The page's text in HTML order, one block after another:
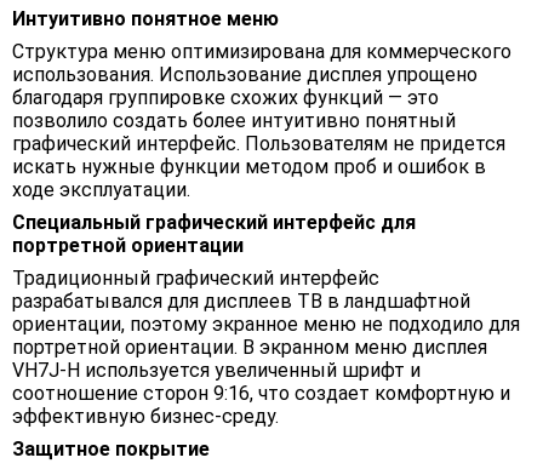
Интуитивно понятное меню
Структура меню оптимизирована для коммерческого
использования. Использование дисплея упрощено
благодаря группировке схожих функций — это
позволило создать более интуитивно понятный
графический интерфейс. Пользователям не придется
искать нужные функции методом проб и ошибок в
ходе эксплуатации.
Специальный графический интерфейс для
портретной ориентации
Традиционный графический интерфейс
разрабатывался для дисплеев ТВ в ландшафтной
ориентации, поэтому экранное меню не подходило для
портретной ориентации. В экранном меню дисплея
VH7J-H используется увеличенный шрифт и
соотношение сторон 9:16, что создает комфортную и
эффективную бизнес-среду.
Защитное покрытие